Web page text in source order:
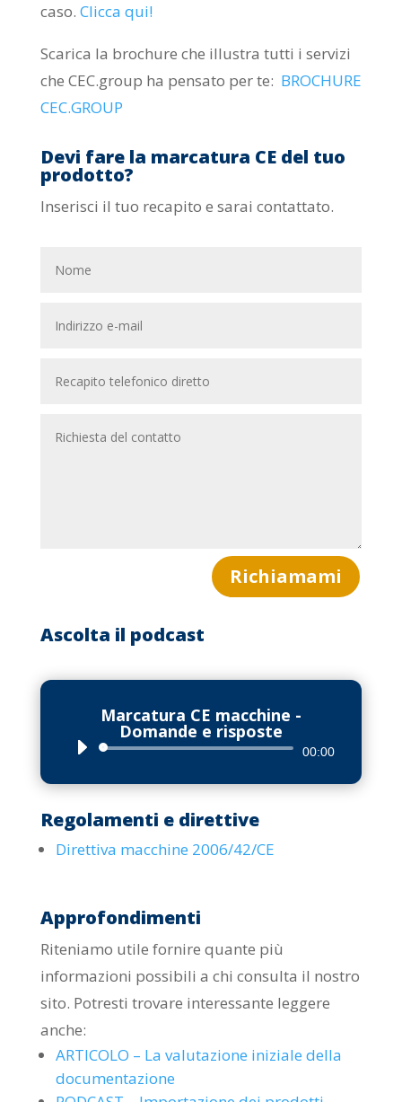
caso. Clicca qui!
Scarica la brochure che illustra tutti i servizi
che CEC.group ha pensato per te: BROCHURE
CEC.GROUP
Devi fare la marcatura CE del tuo
prodotto?
Inserisci il tuo recapito e sarai contattato.
Richiamami
Ascolta il podcast
Marcatura CE macchine -
Domande e risposte
Audio
00:00
Regolamenti e direttive
Direttiva macchine 2006/42/CE
Approfondimenti
Riteniamo utile fornire quante più
informazioni possibili a chi consulta il nostro
sito. Potresti trovare interessante leggere
anche:
ARTICOLO – La valutazione iniziale della
documentazione